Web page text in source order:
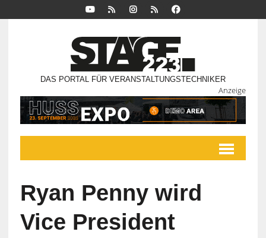
DAS PORTAL FÜR VERANSTALTUNGSTECHNIKER
Anzeige
Ryan Penny wird
Vice President